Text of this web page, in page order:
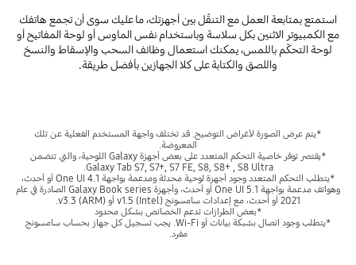
استمتع بمتابعة العمل مع التنقّل بين أجهزتك، ما عليك سوى أن تجمع هاتفك
مع الكمبيوتر الاثنين بكل سلاسة وباستخدام نفس الماوس أو لوحة المفاتيح أو
لوحة التحكّم باللمس، يمكنك استعمال وظائف السحب والإسقاط والنسخ
واللصق والكتابة على كلا الجهازين بأفضل طريقة.
*يتم عرض الصورة لأغراض التوضيح. قد تختلف واجهة المستخدم الفعلية عن تلك
المعروضة.
*يقتصر توفر خاصية التحكم المتعدد على بعض أجهزة Galaxy اللوحية، والتي تتضمن
Galaxy Tab S7, S7+, S7 FE, S8, S8+ , S8 Ultra.
*يتطلب التحكم المتعدد وجود أجهزة لوحية محدثة ومدعمة بواجهة One UI 4.1 أو أحدث،
وهواتف مدعمة بواجهة One UI 5.1 أو أحدث، وأجهزة Galaxy Book series الصادرة في عام
2021 أو أحدث، مع إعدادات سامسونج v1.5 (Intel) أو v3.3 (ARM).
*بعض الطرازات تدعم الخصائص بشكل محدود
*يتطلب وجود اتصال بشبكة بيانات أو Wi-Fi. يجب تسجيل كل جهاز بحساب سامسونج
مفرد.